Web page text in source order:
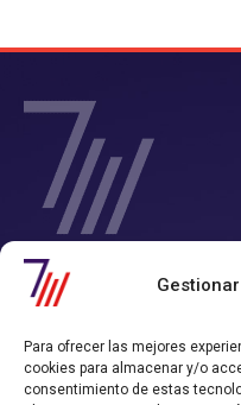
Para ofrecer las mejores
cookies para almacenar y/o
consentimiento de estas
SIETE Y MEDIA -
Chile
el que consigues tiempo y
Nos convertimos en tu